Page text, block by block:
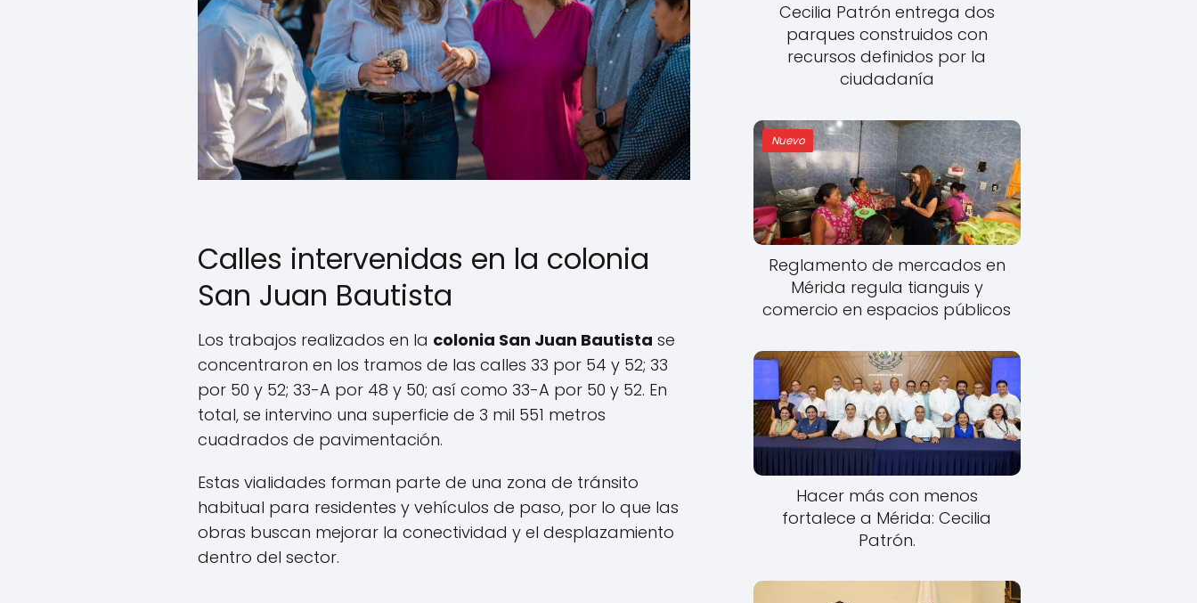
Calles intervenidas en la colonia
San Juan Bautista
Los trabajos realizados en la colonia San Juan Bautista se
concentraron en los tramos de las calles 33 por 54 y 52; 33
por 50 y 52; 33-A por 48 y 50; así como 33-A por 50 y 52. En
total, se intervino una superficie de 3 mil 551 metros
cuadrados de pavimentación.
Estas vialidades forman parte de una zona de tránsito
habitual para residentes y vehículos de paso, por lo que las
obras buscan mejorar la conectividad y el desplazamiento
dentro del sector.
Cecilia Patrón entrega dos
parques construidos con
recursos definidos por la
ciudadanía
Nuevo
Reglamento de mercados en
Mérida regula tianguis y
comercio en espacios públicos
Hacer más con menos
fortalece a Mérida: Cecilia
Patrón.